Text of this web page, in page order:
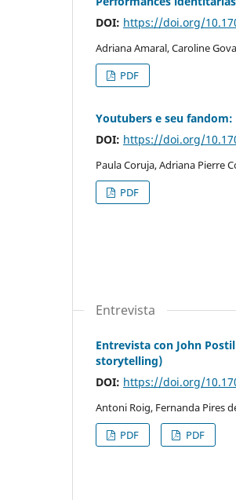
DOI: https://doi.org/
Adriana Amaral, Caroline
PDF
Youtubers e seu
DOI: https://doi.org/
Paula Coruja, Adriana Pierre
PDF
Entrevista
Entrevista con John
storytelling)
DOI: https://doi.org/
Antoni Roig, Fernanda Pires
PDF
PDF